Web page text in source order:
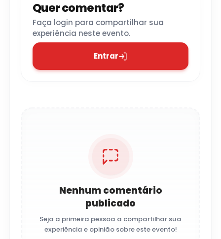
Quer comentar?
Faça login para compartilhar sua
experiência neste evento.
Entrar
Nenhum comentário
publicado
Seja a primeira pessoa a compartilhar sua
experiência e opinião sobre este evento!